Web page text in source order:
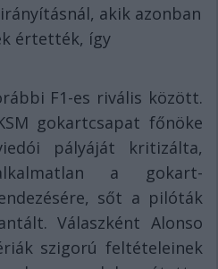
akik azonban
értették, így
F1-es rivális között.
gokartcsapat főnöke
pályáját kritizálta,
a gokart-
sőt a pilóták
Válaszként Alonso
szigorú feltételeinek